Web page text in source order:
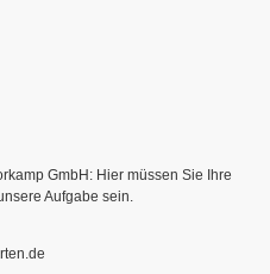
GmbH: Hier müssen Sie Ihre
Aufgabe sein.